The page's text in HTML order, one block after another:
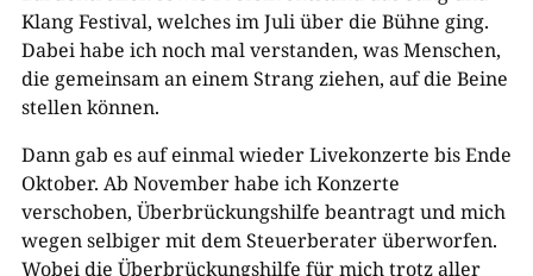
Klang Festival, welches im Juli über die Bühne ging.
Dabei habe ich noch mal verstanden, was Menschen,
die gemeinsam an einem Strang ziehen, auf die Beine
stellen können.
Dann gab es auf einmal wieder Livekonzerte bis Ende
Oktober. Ab November habe ich Konzerte
verschoben, Überbrückungshilfe beantragt und mich
wegen selbiger mit dem Steuerberater überworfen.
Wobei die Überbrückungshilfe für mich trotz aller